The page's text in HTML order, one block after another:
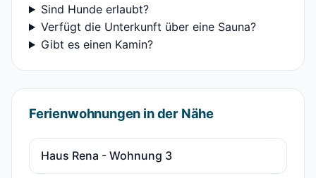
Sind Hunde erlaubt?
Verfügt die Unterkunft über eine Sauna?
Gibt es einen Kamin?
Ferienwohnungen in der Nähe
Haus Rena - Wohnung 3